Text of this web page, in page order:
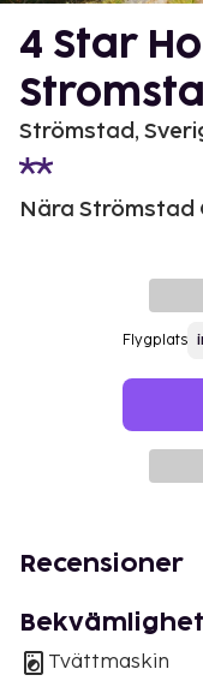
4 Star
Strömstad,
Nära Strömstad
Flygplats
Recensioner
Tvättmaskin